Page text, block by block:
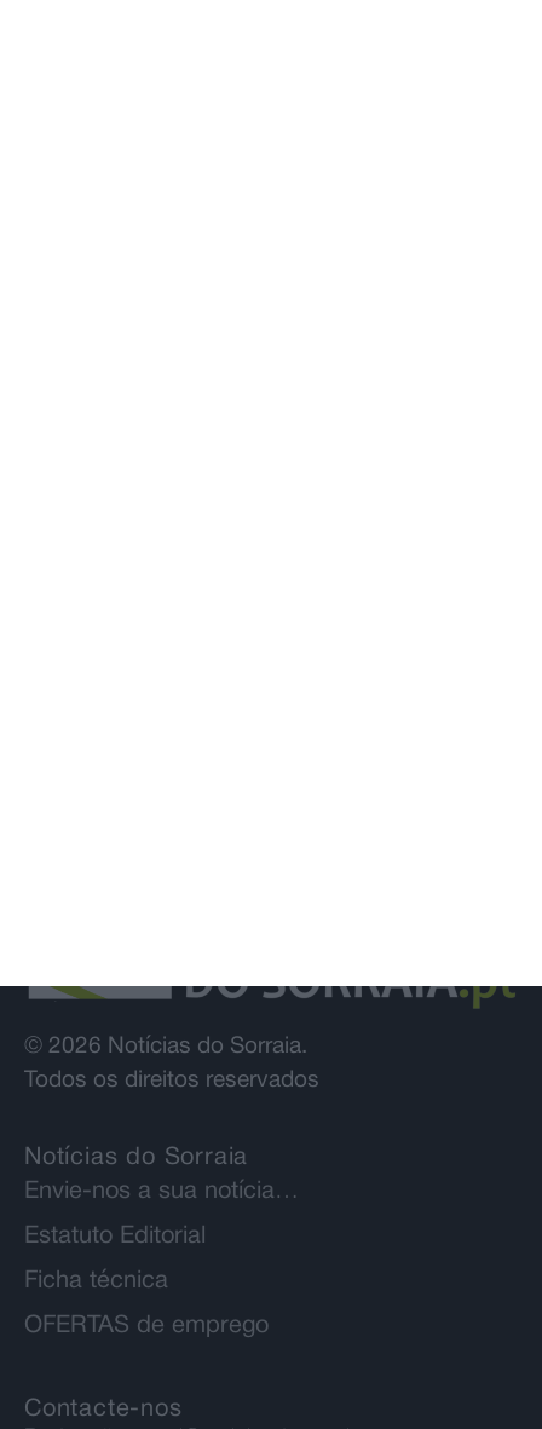
© 2026 Notícias do Sorraia.
Todos os direitos reservados
Notícias do Sorraia
Envie-nos a sua notícia…
Estatuto Editorial
Ficha técnica
OFERTAS de emprego
Contacte-nos